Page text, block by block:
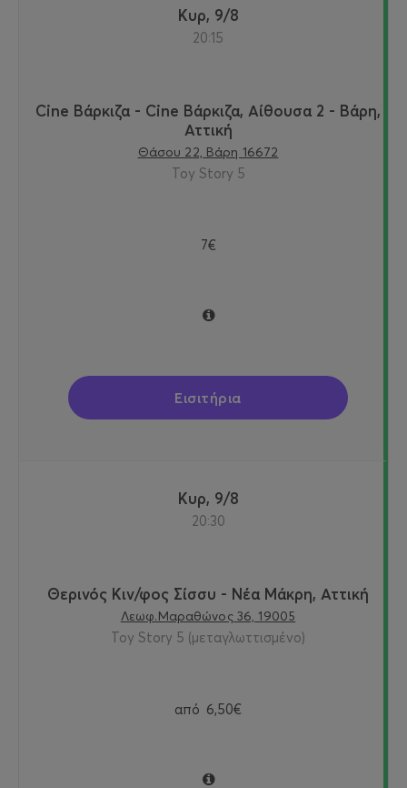
Κυρ, 9/8
20:15
Cine Βάρκιζα - Cine Βάρκιζα, Αίθουσα 2 - Βάρη,
Αττική
Θάσου 22, Βάρη 16672
Toy Story 5
7€
Εισιτήρια
Κυρ, 9/8
20:30
Θερινός Κιν/φος Σίσσυ - Νέα Μάκρη, Αττική
Λεωφ.Μαραθώνος 36, 19005
Toy Story 5 (μεταγλωττισμένο)
από 6,50€